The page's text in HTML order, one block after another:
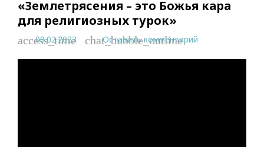
«Землетрясения – это Божья кара
для религиозных турок»
access_time
09.02.2023 chat_bubble_outline
Оставить комментарий